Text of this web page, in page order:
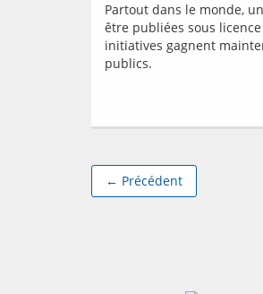
Partout dans le monde,
être publiées sous
initiatives gagnent
← Précédent